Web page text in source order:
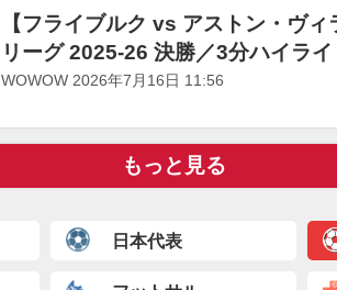
【フライブルク vs アストン・ヴ
リーグ 2025-26 決勝／3分ハイライ
WOWOW 2026年7月16日 11:56
もっと見る
日本代表